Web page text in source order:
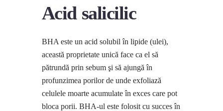
Acid salicilic
BHA este un acid solubil în lipide (ulei),
această proprietate unică face ca el să
pătrundă prin sebum şi să ajungă în
profunzimea porilor de unde exfoliază
celulele moarte acumulate în exces care pot
bloca porii. BHA-ul este folosit cu succes în